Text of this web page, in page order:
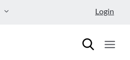
CHILD
Login